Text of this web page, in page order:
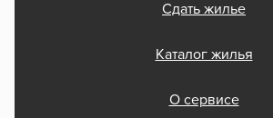
Сдать жилье
Каталог жилья
О сервисе